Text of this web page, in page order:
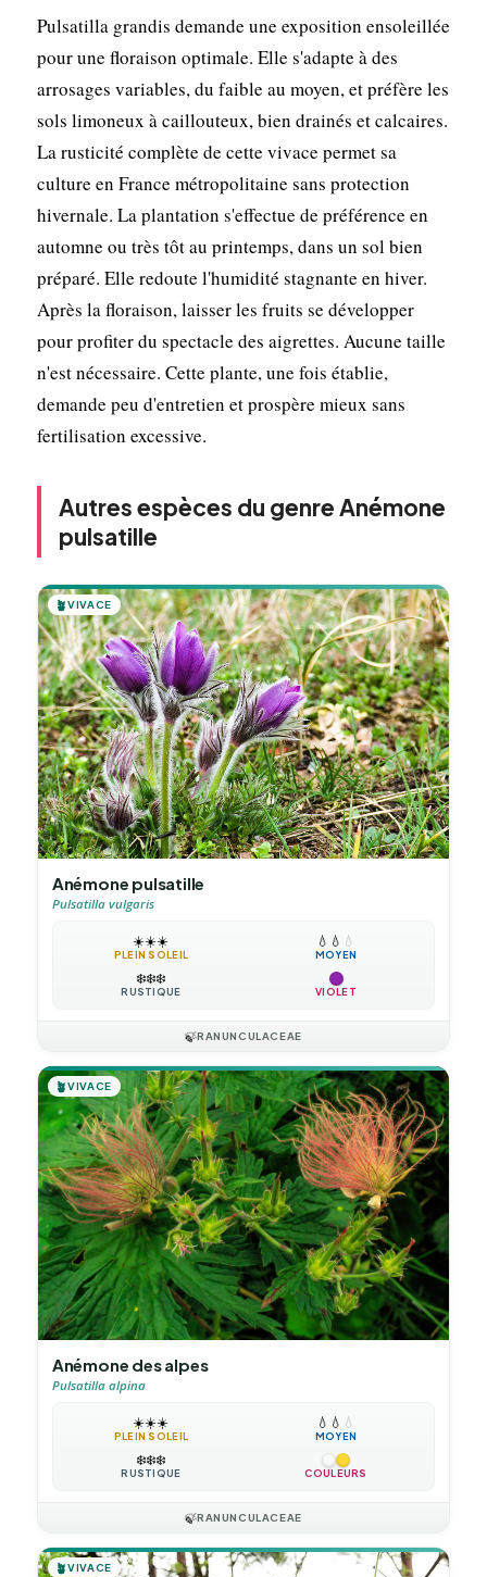
Pulsatilla grandis demande une exposition ensoleillée
pour une floraison optimale. Elle s'adapte à des
arrosages variables, du faible au moyen, et préfère les
sols limoneux à caillouteux, bien drainés et calcaires.
La rusticité complète de cette vivace permet sa
culture en France métropolitaine sans protection
hivernale. La plantation s'effectue de préférence en
automne ou très tôt au printemps, dans un sol bien
préparé. Elle redoute l'humidité stagnante en hiver.
Après la floraison, laisser les fruits se développer
pour profiter du spectacle des aigrettes. Aucune taille
n'est nécessaire. Cette plante, une fois établie,
demande peu d'entretien et prospère mieux sans
fertilisation excessive.
Autres espèces du genre Anémone
pulsatille
🪴VIVACE
Anémone pulsatille
Pulsatilla vulgaris
☀️☀️☀️
PLEIN SOLEIL
💧 💧 💧
MOYEN
❄️❄️❄️
RUSTIQUE VIOLET
🍃RANUNCULACEAE
🪴VIVACE
Anémone des alpes
Pulsatilla alpina
☀️☀️☀️
PLEIN SOLEIL
💧 💧 💧
MOYEN
❄️❄️❄️
RUSTIQUE COULEURS
🍃RANUNCULACEAE
🪴VIVACE